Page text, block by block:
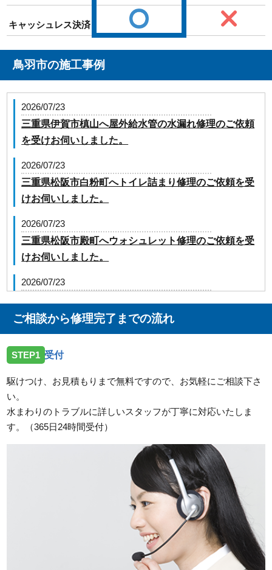
キャッシュレス決済
鳥羽市の施工事例
2026/07/23
三重県伊賀市槙山へ屋外給水管の水漏れ修理のご依頼
を受けお伺いしました。
2026/07/23
三重県松阪市白粉町へトイレ詰まり修理のご依頼を受
けお伺いしました。
2026/07/23
三重県松阪市殿町へウォシュレット修理のご依頼を受
けお伺いしました。
2026/07/23
けお伺いしました。
三重県松阪市嬉野上野町へ台所蛇口の水漏れ修理のご
三重県伊勢市二見町溝口へ洗面蛇口の水漏れ修理のご
依頼を受けお伺いしました。
三重県津市片田町へトイレの水漏れ修理のご依頼を受
三重県度会郡玉城町勝田へトイレの水漏れ修理ご依頼
ご相談から修理完了までの流れ
STEP1 受付
駆けつけ、お見積もりまで無料ですので、お気軽にご相談下さ
い。
水まわりのトラブルに詳しいスタッフが丁寧に対応いたしま
す。（365日24時間受付）